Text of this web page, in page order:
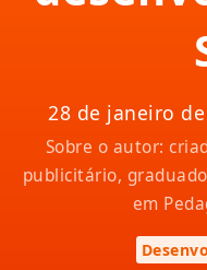
28 de janeiro
Sobre o autor:
publicitário,
em